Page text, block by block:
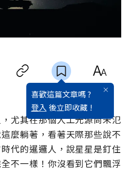
喜歡這篇文章嗎 ?
登入 後立即收藏 !
尤其在那個人工光源尚未氾
麼躺著，看著天際那些說不
代的暹邏人，說星星是釘住
不一樣！你沒看到它們飄浮